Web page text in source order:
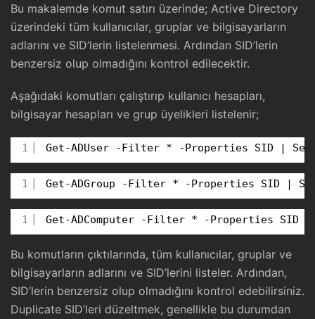
Bu makalemde komut satırı üzerinde; Active Directory
üzerindeki tüm kullanıcılar, gruplar ve bilgisayarların
adlarını ve SID’lerin listelenmesi. Ardından SID’lerin
benzersiz olup olmadığını kontrol edilecektir.
Aşağıdaki komutları çalıştırıp kullanıcı hesapları,
bilgisayar hesapları ve grup üyelikleri listelenir;
1 Get-ADUser -Filter * -Properties SID |
1 Get-ADGroup -Filter * -Properties SID |
1 Get-ADComputer -Filter * -Properties SID |
Bu komutların çıktılarında, tüm kullanıcılar, gruplar ve
bilgisayarların adlarını ve SID’lerini listeler. Ardından,
SID’lerin benzersiz olup olmadığını kontrol edebilirsiniz.
Duplicate SID’leri düzeltmek, genellikle bu durumdan